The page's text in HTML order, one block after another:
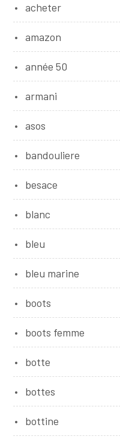
acheter
amazon
année 50
armani
asos
bandouliere
besace
blanc
bleu
bleu marine
boots
boots femme
botte
bottes
bottine